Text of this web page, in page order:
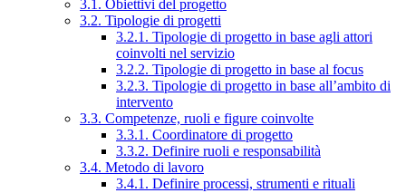
3.1. Obiettivi del progetto
3.2. Tipologie di progetti
3.2.1. Tipologie di progetto in base agli attori
coinvolti nel servizio
3.2.2. Tipologie di progetto in base al focus
3.2.3. Tipologie di progetto in base all’ambito di
intervento
3.3. Competenze, ruoli e figure coinvolte
3.3.1. Coordinatore di progetto
3.3.2. Definire ruoli e responsabilità
3.4. Metodo di lavoro
3.4.1. Definire processi, strumenti e rituali